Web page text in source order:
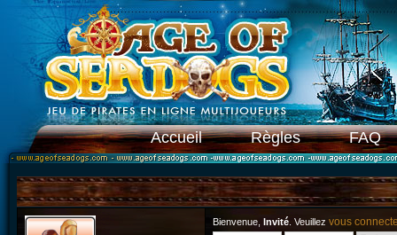
Accueil Règles FAQ
Bienvenue, Invité . Veuillez vous